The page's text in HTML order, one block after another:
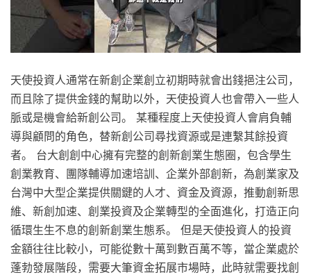
天使投資人通常在新創企業創立初期時就會出錢挹注公司，
而且除了提供金錢的幫助以外，天使投資人也會帶入一些人
脈或是機會給新創公司。 某種程度上天使投資人會肩負輔
導與顧問的角色，替新創公司尋找資源或是連繫其餘投資
者。 台大創創中心擁有完整的創新創業生態圈，包含學生
創業教育、團隊輔導加速培訓、企業外部創新，為創業家及
台灣中大型企業提供關鍵的人才、資金及資源，推動創新思
維、新創加速、創業投資及企業轉型的全面進化，打造正向
循環生生不息的創新創業生態系。 但是天使投資人的投資
金額往往比較小，可能從數十萬到數百萬不等，當企業處於
蓬勃發展階段，需要大筆資金拓展市場時，此時就需要找創